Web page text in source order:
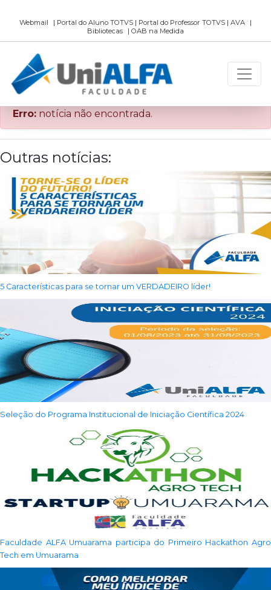
Webmail | Portal do Aluno TOTVS | Portal do Professor TOTVS | AVA
|
Bibliotecas
| OAB na Medida
Erro: notícia não encontrada.
Outras notícias:
5 Características para se tornar um VERDADEIRO líder!
Seleção do Programa Institucional de Iniciação Científica 2024
Faculdade ALFA Umuarama participa do Primeiro Hackathon Agro
Tech em Umuarama